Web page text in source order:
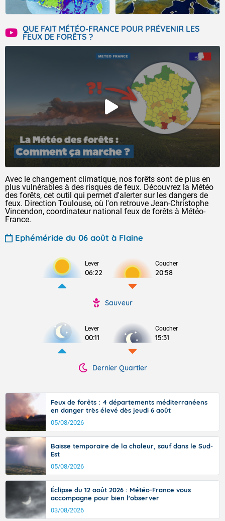
QUE FAIT MÉTÉO-FRANCE POUR PRÉVENIR LES
FEUX DE FORÊTS ?
Avec le changement climatique, nos forêts sont de plus en
plus vulnérables à des risques de feux. Découvrez la Météo
des forêts, cet outil qui permet d'alerter sur les dangers de
feux. Direction Toulouse, où l'on retrouve Jean-Christophe
Vincendon, coordinateur national feux de forêts à Météo-
France.
Ephéméride du 06 août à Flaine
Lever
06:22
Coucher
20:58
Sauveur
Lever
00:11
Coucher
15:31
Dernier Quartier
Feux de forêts : 4 départements méditerranéens
en danger très élevé dès jeudi 6 août
05/08/2026
Baisse temporaire de la chaleur, sauf dans le Sud-
Est
05/08/2026
Éclipse du 12 août 2026 : Météo-France vous
accompagne pour bien l'observer
03/08/2026